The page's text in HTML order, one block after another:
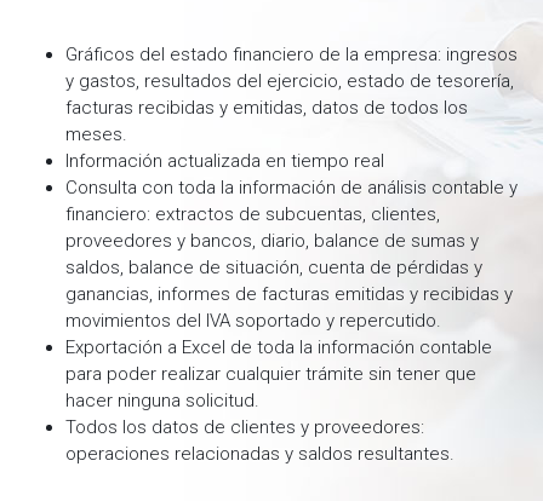
Gráficos del estado financiero de la empresa: ingresos
y gastos, resultados del ejercicio, estado de tesorería,
facturas recibidas y emitidas, datos de todos los
meses.
Información actualizada en tiempo real
Consulta con toda la información de análisis contable y
financiero: extractos de subcuentas, clientes,
proveedores y bancos, diario, balance de sumas y
saldos, balance de situación, cuenta de pérdidas y
ganancias, informes de facturas emitidas y recibidas y
movimientos del IVA soportado y repercutido.
Exportación a Excel de toda la información contable
para poder realizar cualquier trámite sin tener que
hacer ninguna solicitud.
Todos los datos de clientes y proveedores:
operaciones relacionadas y saldos resultantes.